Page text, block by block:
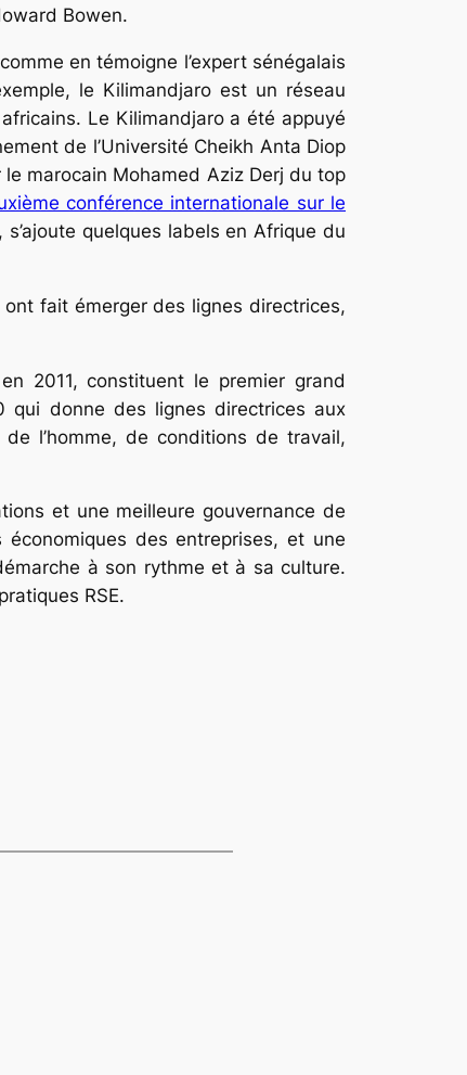
Bowen.
en témoigne l’expert sénégalais
le Kilimandjaro est un réseau
Le Kilimandjaro a été appuyé
de l’Université Cheikh Anta Diop
marocain Mohamed Aziz Derj du top
conférence internationale sur le
s’ajoute quelques labels en Afrique du
ont fait émerger des lignes directrices,
2011, constituent le premier grand
qui donne des lignes directrices aux
l’homme, de conditions de travail,
et une meilleure gouvernance de
économiques des entreprises, et une
à son rythme et à sa culture.
RSE.